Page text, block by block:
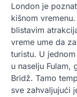
London je
kišnom
blistavim
vreme ume da
turistu. U
u naselju Fulam,
Bridž. Tamo
sve zahvaljujući